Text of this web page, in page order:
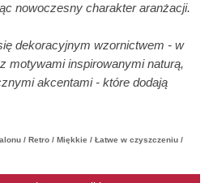
nowoczesny charakter aranżacji.
dekoracyjnym wzornictwem - w
motywami inspirowanymi naturą,
akcentami - które dodają
/ Retro / Miękkie / Łatwe w czyszczeniu /